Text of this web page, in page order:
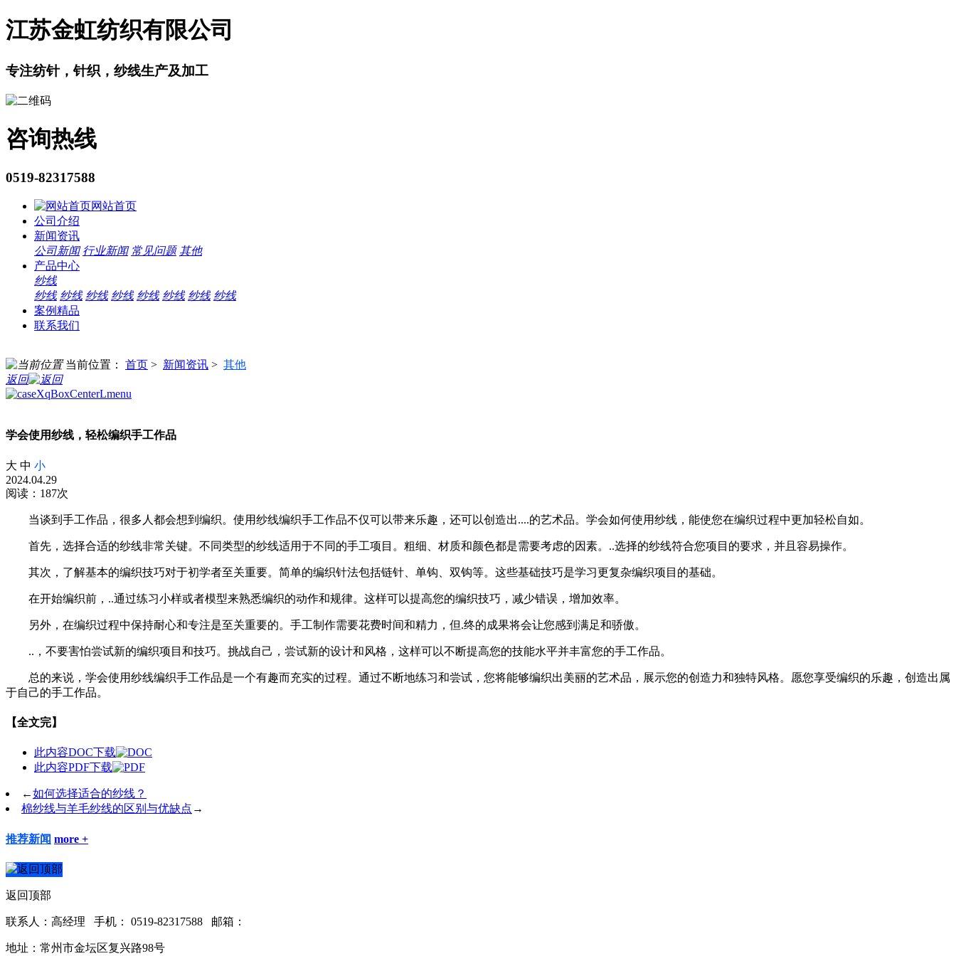
江苏金虹纺织有限公司
专注纺针，针织，纱线生产及加工
咨询热线
0519-82317588
网站首页
公司介绍
新闻资讯
公司新闻 行业新闻 常见问题 其他
产品中心
纱线
纱线 纱线 纱线 纱线 纱线 纱线 纱线 纱线
案例精品
联系我们
当前位置： 首页 > 新闻资讯 > 其他
返回
学会使用纱线，轻松编织手工作品
大 中 小
2024.04.29
阅读：187次
当谈到手工作品，很多人都会想到编织。使用纱线编织手工作品不仅可以带来乐趣，还可以创造出....的艺术品。学会如何使用纱线，能使您在编织过程中更加轻松自如。
首先，选择合适的纱线非常关键。不同类型的纱线适用于不同的手工项目。粗细、材质和颜色都是需要考虑的因素。..选择的纱线符合您项目的要求，并且容易操作。
其次，了解基本的编织技巧对于初学者至关重要。简单的编织针法包括链针、单钩、双钩等。这些基础技巧是学习更复杂编织项目的基础。
在开始编织前，..通过练习小样或者模型来熟悉编织的动作和规律。这样可以提高您的编织技巧，减少错误，增加效率。
另外，在编织过程中保持耐心和专注是至关重要的。手工制作需要花费时间和精力，但.终的成果将会让您感到满足和骄傲。
..，不要害怕尝试新的编织项目和技巧。挑战自己，尝试新的设计和风格，这样可以不断提高您的技能水平并丰富您的手工作品。
总的来说，学会使用纱线编织手工作品是一个有趣而充实的过程。通过不断地练习和尝试，您将能够编织出美丽的艺术品，展示您的创造力和独特风格。愿您享受编织的乐趣，创造出属
于自己的手工作品。
【全文完】
此内容DOC下载
此内容PDF下载
←如何选择适合的纱线？
棉纱线与羊毛纱线的区别与优缺点 →
推荐新闻 more +
返回顶部
联系人：高经理 手机： 0519-82317588 邮箱：
地址：常州市金坛区复兴路98号